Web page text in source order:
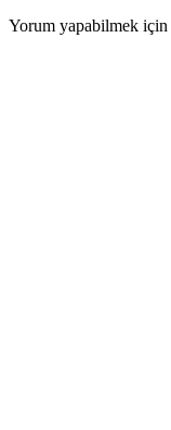
Yorum yapabilmek için